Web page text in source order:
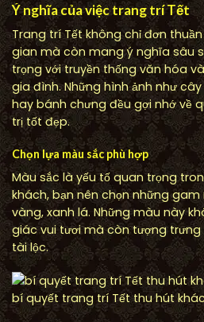
Ý nghĩa của việc trang trí Tết
Trang trí Tết không chỉ đơn
gian mà còn mang ý nghĩa sâu
trọng với truyền thống văn hóa
gia đình. Những hình ảnh như
hay bánh chưng đều gợi nhớ về
trị tốt đẹp.
Chọn lựa màu sắc phù hợp
Màu sắc là yếu tố quan trọng
khách, bạn nên chọn những
vàng, xanh lá. Những màu này
giác vui tươi mà còn tượng
tài lộc.
bí quyết trang trí Tết thu hút